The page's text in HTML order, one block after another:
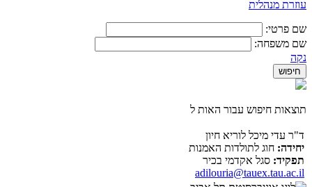
​עוזרת מנהלית
שם פרטי:
שם משפחה:
נקה
תוצאות חיפוש עבור האות ל
ד"ר עדי מיכל לוריא חיון
יחידה: חוג לתולדות האמנות
תפקיד: סגל אקדמי בכיר
adilouria@tauex.tau.ac.il